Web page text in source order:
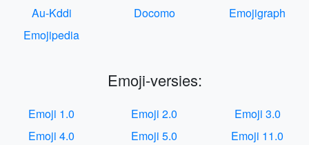
Au-Kddi
Docomo
Emojigraph
Emojipedia
Emoji-versies:
Emoji 1.0 Emoji 2.0
Emoji 3.0
Emoji 4.0
Emoji 5.0
Emoji 11.0